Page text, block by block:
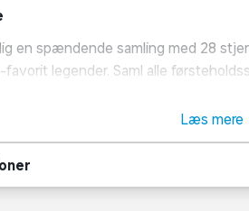
en spændende samling med 28
legender. Saml alle
samt det sande 1/1 chase kort:Læs mere